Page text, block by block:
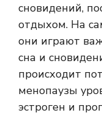
сновидений,
отдыхом. На
они играют
сна и
происходит
менопаузы
эстроген и